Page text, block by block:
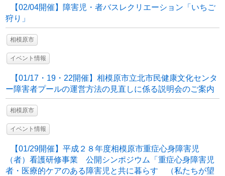
【02/04開催】障害児・者バスレクリエーション「いちご
狩り」
相模原市
イベント情報
【01/17・19・22開催】相模原市立北市民健康文化センタ
ー障害者プールの運営方法の見直しに係る説明会のご案内
相模原市
イベント情報
【01/29開催】平成２８年度相模原市重症心身障害児
（者）看護研修事業 公開シンポジウム「重症心身障害児
者・医療的ケアのある障害児と共に暮らす （私たちが望